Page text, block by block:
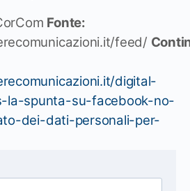
Fonte:
feed/
digital-
la-spunta-su-facebook-no-
dei-dati-personali-per-